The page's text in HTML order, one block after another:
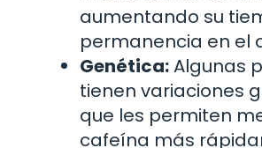
aumentando su
permanencia en el
Genética:Algunas
tienen variaciones
que les permiten
cafeína más